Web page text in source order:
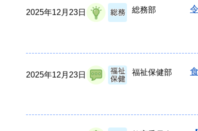
2025年12月23日 総務部
2025年12月23日 福祉保健部